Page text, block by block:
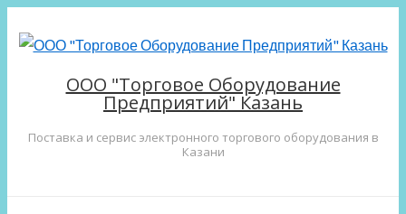
Перейти
основномуООО "Торговое Оборудование
Предприятий" Казань
Поставка и сервис электронного торгового оборудования в
Казани